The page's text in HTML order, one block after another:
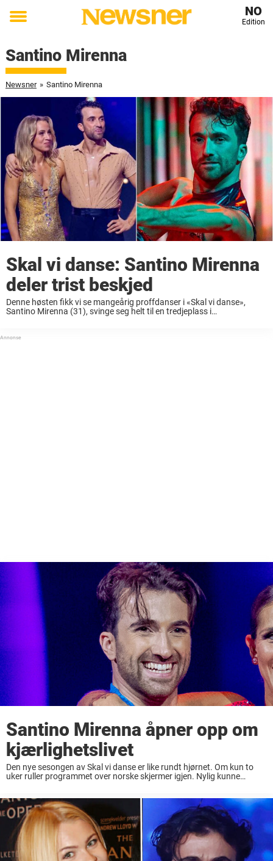
Toggle
NO
Edition
Santino Mirenna
Newsner » Santino Mirenna
Skal vi danse: Santino Mirenna
deler trist beskjed
Denne høsten fikk vi se mangeårig proffdanser i «Skal vi danse»,
Santino Mirenna (31), svinge seg helt til en tredjeplass i
Santino Mirenna åpner opp om
kjærlighetslivet
Den nye sesongen av Skal vi danse er like rundt hjørnet. Om kun to
uker ruller programmet over norske skjermer igjen. Nylig kunne